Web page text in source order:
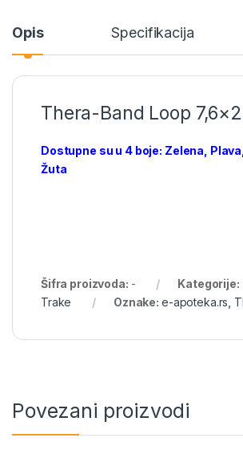
Opis Specifikacija
Thera-Band Loop
Dostupne su u 4 boje: Zelena,
Žuta
Šifra proizvoda: - Kategorije:
Trake
Oznake: e-apoteka.rs
Povezani proizvodi